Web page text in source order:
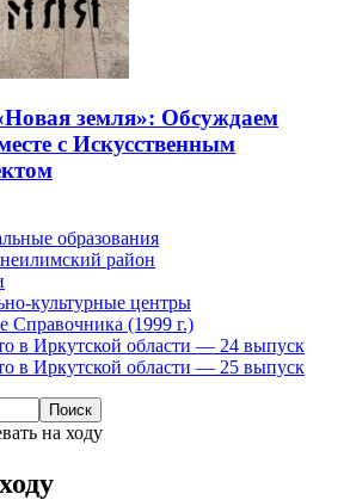
земля»: Обсуждаем
с Искусственным
образования
район
культурные центры
Справочника (1999 г.)
в Иркутской области — 24 выпуск
в Иркутской области — 25 выпуск
на ходу